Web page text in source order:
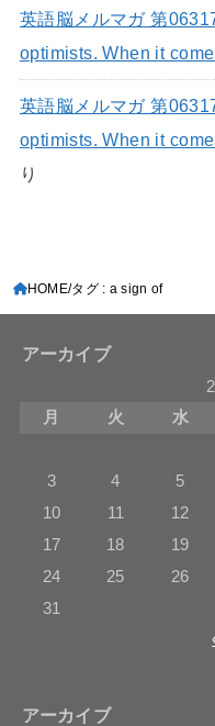
英語脳メルマガ 第
optimists. When it
英語脳メルマガ 第
optimists. When it
り
HOME タグ : a sign of
アーカイブ
月
火 水
3
4 5
10
11 12
17
18 19
24
25 26
31
アーカイブ